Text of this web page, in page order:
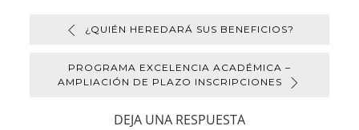
¿QUIÉN HEREDARÁ SUS BENEFICIOS?
PROGRAMA EXCELENCIA ACADÉMICA –
AMPLIACIÓN DE PLAZO INSCRIPCIONES
DEJA UNA RESPUESTA